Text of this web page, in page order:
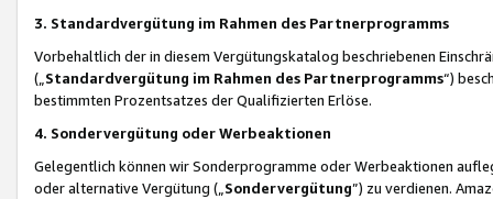
3. Standardvergütung im Rahmen des Partnerprogramms
Vorbehaltlich der in diesem Vergütungskatalog beschriebenen
(„ Standardvergütung im Rahmen des Partnerprogramms“)
bestimmten Prozentsatzes der Qualifizierten Erlöse.
4. Sondervergütung oder Werbeaktionen
Gelegentlich können wir Sonderprogramme oder Werbeaktionen
oder alternative Vergütung („ Sondervergütung”) zu verdienen.